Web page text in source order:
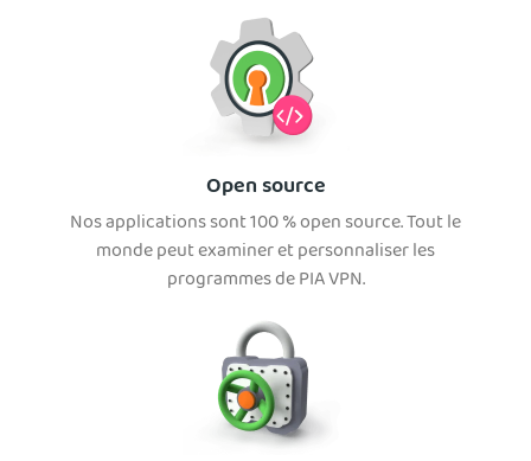
Open source
Nos applications sont 100 % open source. Tout le
monde peut examiner et personnaliser les
programmes de PIA VPN.